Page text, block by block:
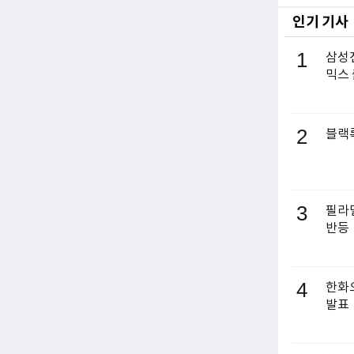
인기 기사
1
삼성
믹스
2 블랙
3
필라
반등
4
한화
발표